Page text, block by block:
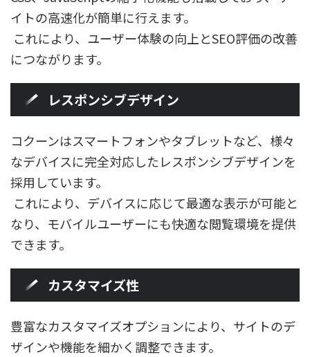
イトの高速化が簡単に行えます。
これにより、ユーザー体験の向上とSEO評価の改善
につながります。
レスポンシブデザイン
コクーンはスマートフォンやタブレットなど、様々
なデバイスに完全対応したレスポンシブデザインを
採用しています。
これにより、デバイスに応じて最適な表示が可能と
なり、モバイルユーザーにも快適な閲覧環境を提供
できます。
カスタマイズ性
豊富なカスタマイズオプションにより、サイトのデ
ザインや機能を細かく調整できます。